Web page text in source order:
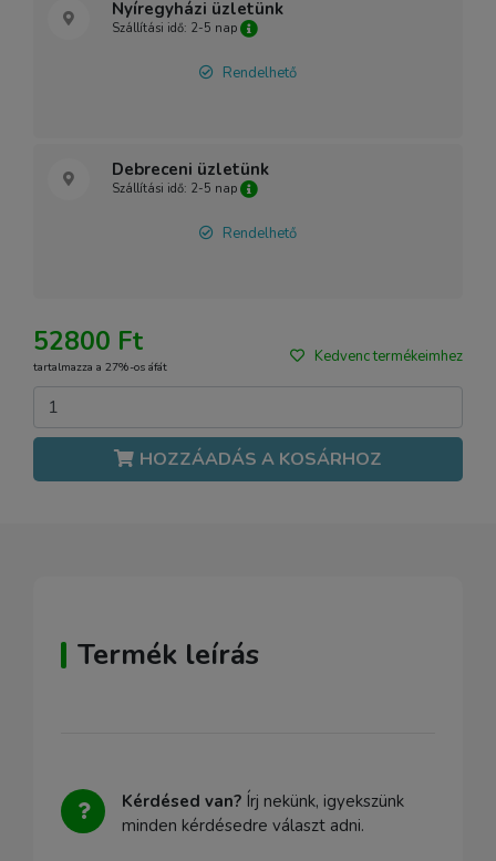
Nyíregyházi üzletünk
Szállítási idő: 2-5 nap
Rendelhető
Debreceni üzletünk
Szállítási idő: 2-5 nap
Rendelhető
52800 Ft
tartalmazza a 27%-os áfát
Kedvenc termékeimhez
HOZZÁADÁS A KOSÁRHOZ
Termék leírás
Kérdésed van? Írj nekünk, igyekszünk
minden kérdésedre választ adni.